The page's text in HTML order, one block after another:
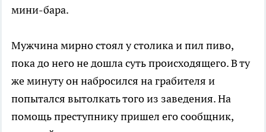
мини-бара.
Мужчина мирно стоял у столика и пил пиво,
пока до него не дошла суть происходящего. В ту
же минуту он набросился на грабителя и
попытался вытолкать того из заведения. На
помощь преступнику пришел его сообщник,